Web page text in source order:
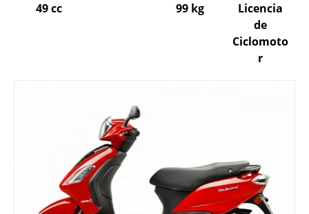
49 cc 99 kg
Licencia
de
Ciclomoto
r